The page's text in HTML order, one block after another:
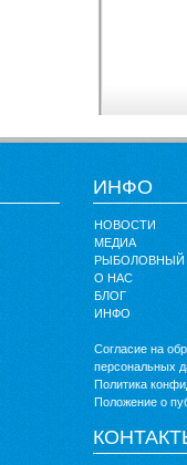
ИНФО
НОВОСТИ
МЕДИА
РЫБОЛОВНЫЙ
О НАС
БЛОГ
ИНФО
Согласие на
персональных
Политика
Положение о